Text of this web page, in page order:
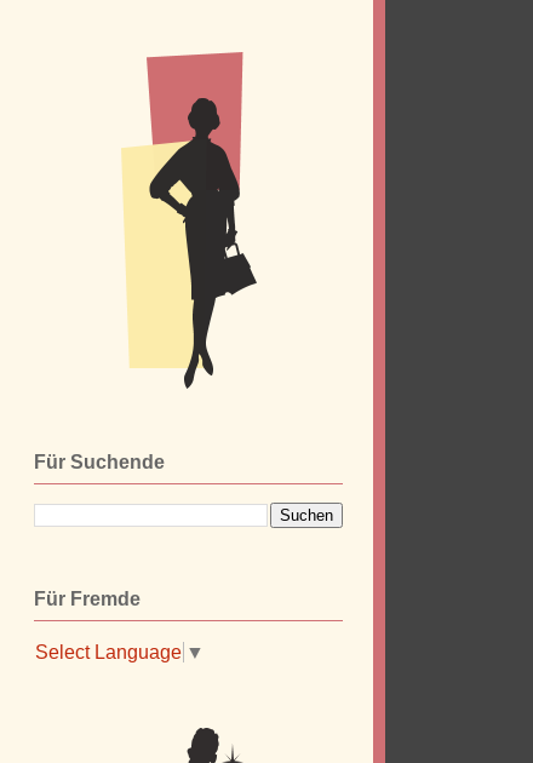
Für Suchende
Für Fremde
Select Language ▼